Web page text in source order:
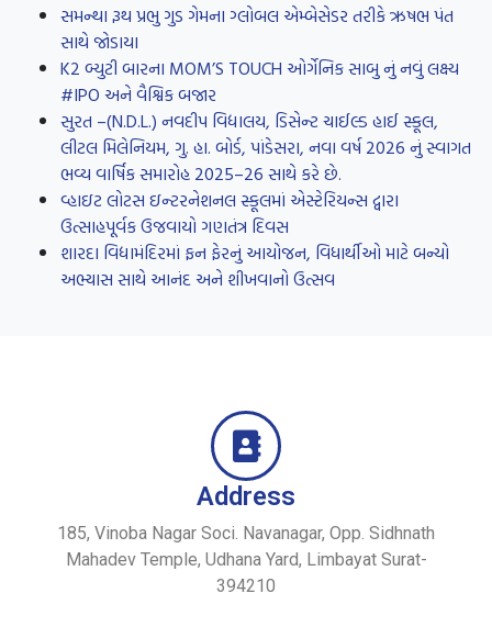
સમન્થા રૂથ પ્રભુ ગુડ ગેમના ગ્લોબલ એમ્બેસેડર તરીકે ઋષભ પંત
સાથે જોડાયા
K2 બ્યુટી બારના MOM’S TOUCH ઓર્ગેનિક સાબુ નું નવું લક્ષ્ય
#IPO અને વૈશ્વિક બજાર
સુરત –(N.D.L.) નવદીપ વિદ્યાલય, ડિસેન્ટ ચાઈલ્ડ હાઈ સ્કૂલ,
લીટલ મિલેનિયમ, ગુ. હા. બોર્ડ, પાંડેસરા, નવા વર્ષ 2026 નું સ્વાગત
ભવ્ય વાર્ષિક સમારોહ 2025–26 સાથે કરે છે.
વ્હાઇટ લોટસ ઇન્ટરનેશનલ સ્કૂલમાં એસ્ટેરિયન્સ દ્વારા
ઉત્સાહપૂર્વક ઉજવાયો ગણતંત્ર દિવસ
શારદા વિદ્યામંદિરમાં ફન ફેરનું આયોજન, વિધાર્થીઓ માટે બન્યો
અભ્યાસ સાથે આનંદ અને શીખવાનો ઉત્સવ
Address
185, Vinoba Nagar Soci. Navanagar, Opp. Sidhnath
Mahadev Temple, Udhana Yard, Limbayat Surat-
394210